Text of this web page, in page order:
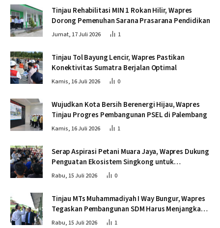
Tinjau Rehabilitasi MIN 1 Rokan Hilir, Wapres
Dorong Pemenuhan Sarana Prasarana Pendidikan
Jumat, 17 Juli 2026 1
Tinjau Tol Bayung Lencir, Wapres Pastikan
Konektivitas Sumatra Berjalan Optimal
Kamis, 16 Juli 2026 0
Wujudkan Kota Bersih Berenergi Hijau, Wapres
Tinjau Progres Pembangunan PSEL di Palembang
Kamis, 16 Juli 2026 1
Serap Aspirasi Petani Muara Jaya, Wapres Dukung
Penguatan Ekosistem Singkong untuk
Swasembada Pangan
Rabu, 15 Juli 2026 0
Tinjau MTs Muhammadiyah I Way Bungur, Wapres
Tegaskan Pembangunan SDM Harus Menjangkau
Seluruh Sekolah
Rabu, 15 Juli 2026 1